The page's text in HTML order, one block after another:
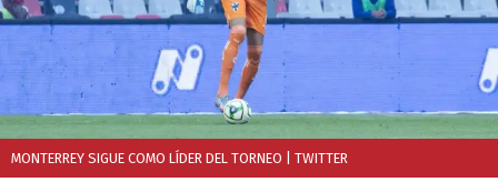
MONTERREY SIGUE COMO LÍDER DEL TORNEO | TWITTER